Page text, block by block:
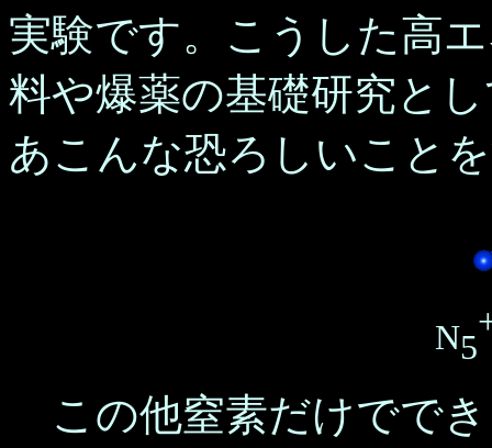
実験です。こうした高
料や爆薬の基礎研究と
あこんな恐ろしいこと
N5
この他窒素だけでで